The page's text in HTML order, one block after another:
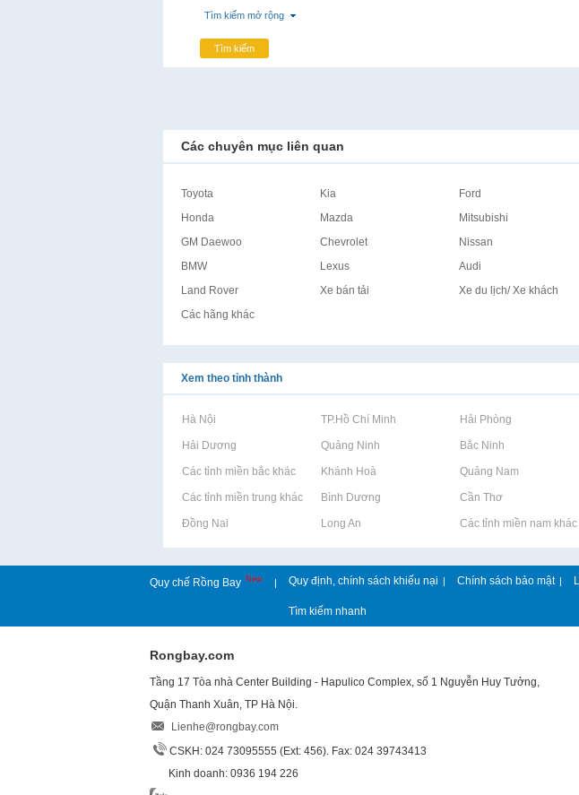
Tìm kiếm mở rộng
Tìm kiếm
Các chuyên mục liên quan
Toyota Kia Ford
Honda
Mazda Mitsubishi
GM Daewoo
Chevrolet Nissan
BMW
Lexus Audi
Land Rover
Xe bán tải Xe du lịch/ Xe khách
Các hãng khác
Xem theo tỉnh thành
Rao vặt tại Hà Nội Rao vặt tại TP.Hồ Chí Minh Rao vặt tại Hải Phòng Rao
Rao vặt tại Hải Dương Rao vặt tại Quảng Ninh Rao vặt tại Bắc Ninh Rao
Rao vặt tại Các tỉnh miền bắc khácRao vặt tại Khánh Hoà Rao vặt tại Quảng Nam Rao
Rao vặt tại Các tỉnh miền trung khácRao vặt tại Bình Dương Rao vặt tại Cần Thơ Rao
Rao vặt tại Đồng Nai Rao vặt tại Long An Rao vặt tại Các tỉnh miền nam khác
Quy chế Rồng Bay New | Quy định, chính sách khiếu nại | Chính sách bảo mật |
Tìm kiếm nhanh
Rongbay.com
Tầng 17 Tòa nhà Center Building - Hapulico Complex, số 1 Nguyễn Huy Tưởng,
Quận Thanh Xuân, TP Hà Nội.
Lienhe@rongbay.com
CSKH: 024 73095555 (Ext: 456). Fax: 024 39743413
Kinh doanh: 0936 194 226